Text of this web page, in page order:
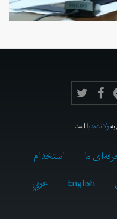
ولانت‌مدیااست.
ما
استخدام
English
عربي